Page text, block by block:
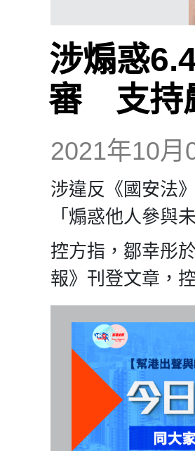
涉煽惑
審 支持
2021年10月
涉違反《國安法
「煽惑他人參與
控方指，鄒幸彤
報》刊登文章，